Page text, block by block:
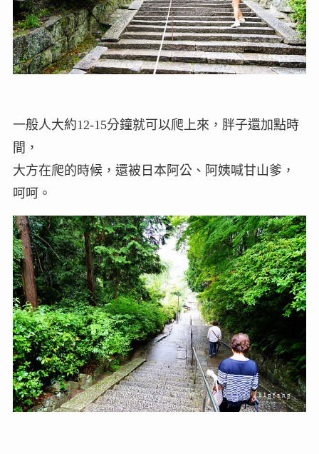
一般人大約12-15分鐘就可以爬上來，胖子還加點時
間，
大方在爬的時候，還被日本阿公、阿姨喊甘山爹，
呵呵。